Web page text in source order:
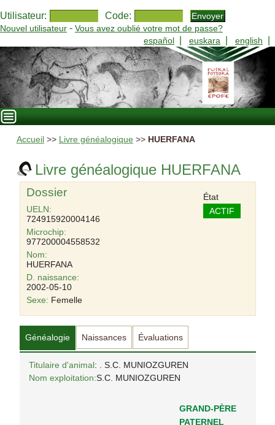
Utilisateur: Code:
Nouvel utilisateur - Vous avez oublié votre mot de passe?
español
euskara english
Accueil >> Livre généalogique >> HUERFANA
Livre généalogique HUERFANA
Dossier
UELN:
724915920004146
Microchip:
977200004558532
Nom:
HUERFANA
D. naissance:
2002-05-10
Sexe: Femelle
État
ACTIF
Généalogie Naissances Évaluations
Titulaire d'animal: . S.C. MUNIOZGUREN
Nom exploitation:S.C. MUNIOZGUREN
GRAND-PÈRE
PATERNEL